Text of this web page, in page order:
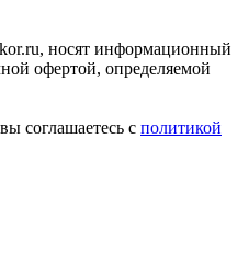
носят информационный
офертой, определяемой
соглашаетесь с политикой